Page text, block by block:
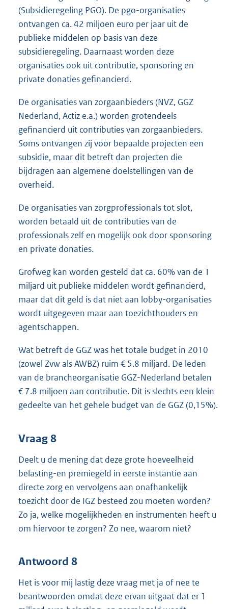
(Subsidieregeling PGO). De pgo-organisaties
ontvangen ca. 42 miljoen euro per jaar uit de
publieke middelen op basis van deze
subsidieregeling. Daarnaast worden deze
organisaties ook uit contributie, sponsoring en
private donaties gefinancierd.
De organisaties van zorgaanbieders (NVZ, GGZ
Nederland, Actiz e.a.) worden grotendeels
gefinancierd uit contributies van zorgaanbieders.
Soms ontvangen zij voor bepaalde projecten een
subsidie, maar dit betreft dan projecten die
bijdragen aan algemene doelstellingen van de
overheid.
De organisaties van zorgprofessionals tot slot,
worden betaald uit de contributies van de
professionals zelf en mogelijk ook door sponsoring
en private donaties.
Grofweg kan worden gesteld dat ca. 60% van de 1
miljard uit publieke middelen wordt gefinancierd,
maar dat dit geld is dat niet aan lobby-organisaties
wordt uitgegeven maar aan toezichthouders en
agentschappen.
Wat betreft de GGZ was het totale budget in 2010
(zowel Zvw als AWBZ) ruim € 5.8 miljard. De leden
van de brancheorganisatie GGZ-Nederland betalen
€ 7.8 miljoen aan contributie. Dit is slechts een klein
gedeelte van het gehele budget van de GGZ (0,15%).
Vraag 8
Deelt u de mening dat deze grote hoeveelheid
belasting-en premiegeld in eerste instantie aan
directe zorg en vervolgens aan onafhankelijk
toezicht door de IGZ besteed zou moeten worden?
Zo ja, welke mogelijkheden en instrumenten heeft u
om hiervoor te zorgen? Zo nee, waarom niet?
Antwoord 8
Het is voor mij lastig deze vraag met ja of nee te
beantwoorden omdat deze ervan uitgaat dat er 1